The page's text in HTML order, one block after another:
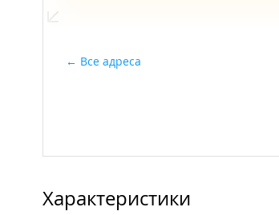
Все адреса
Характеристики